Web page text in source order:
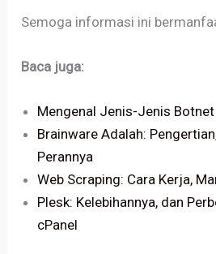
Semoga informasi ini
Baca juga:
Mengenal Jenis-Jenis
Brainware Adalah:
Perannya
Web Scraping: Cara Kerja,
Plesk: Kelebihannya, dan
cPanel